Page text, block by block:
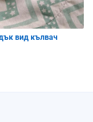
16:00 17:00
вид кълвач